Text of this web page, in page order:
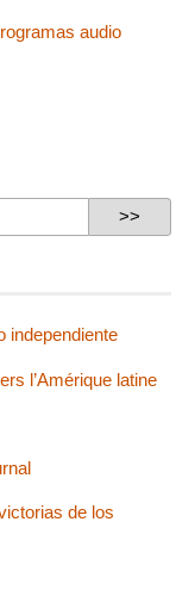
audio
independiente
l’Amérique latine
de los